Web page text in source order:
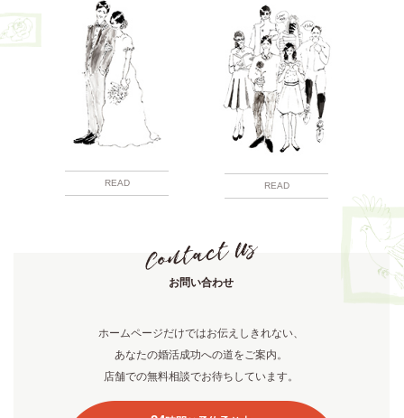
READ READ
お問い合わせ
ホームページだけではお伝えしきれない、
あなたの婚活成功への道をご案内。
店舗での無料相談でお待ちしています。